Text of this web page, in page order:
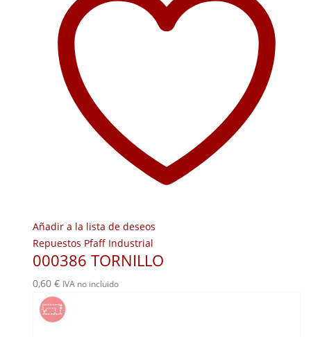
Añadir a la lista de deseos
Repuestos Pfaff Industrial
000386 TORNILLO
0,60 € IVA no incluido